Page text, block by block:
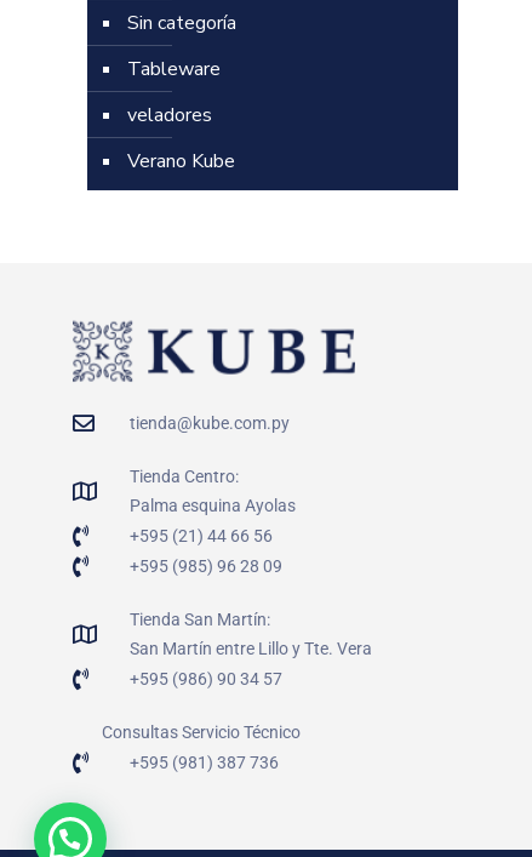
Sin categoría
Tableware
veladores
Verano Kube
tienda@kube.com.py
Tienda Centro:
Palma esquina Ayolas
+595 (21) 44 66 56
+595 (985) 96 28 09
Tienda San Martín:
San Martín entre Lillo y Tte. Vera
+595 (986) 90 34 57
Consultas Servicio Técnico
+595 (981) 387 736